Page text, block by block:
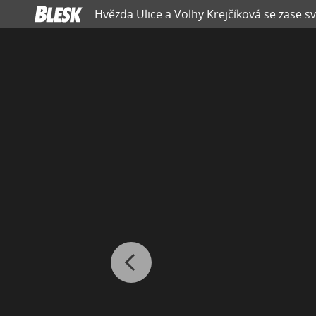
Hvězda Ulice a Volhy Krejčíková se zase